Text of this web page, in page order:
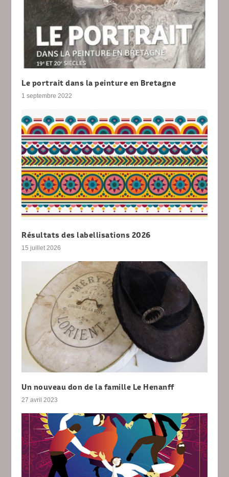
Le portrait dans la peinture en Bretagne
1 septembre 2022
Résultats des labellisations 2026
15 juillet 2026
Un nouveau don de la famille Le Henanff
27 avril 2023